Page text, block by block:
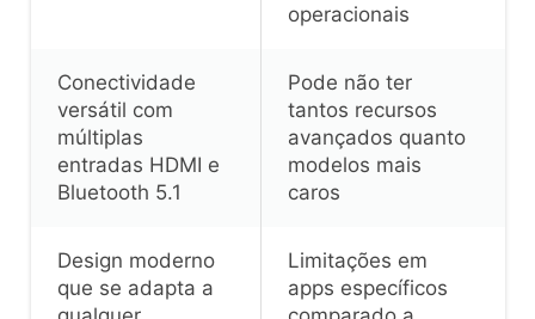
operacionais
Conectividade
versátil com
múltiplas
entradas HDMI e
Bluetooth 5.1
Pode não ter
tantos recursos
avançados quanto
modelos mais
caros
Design moderno
que se adapta a
Limitações em
apps específicos